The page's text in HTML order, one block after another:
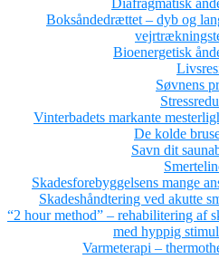
Diafragmatisk
Boksåndedrættet – dyb og
Bioenergetisk
Søvnens
Vinterbadets markante
De kolde
Savn dit
Skadesforebyggelsens mange
Skadeshåndtering ved akutte
“2 hour method” – rehabilitering af
med hyppig
Varmeterapi –